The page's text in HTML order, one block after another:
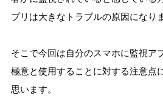
プリは大きなトラブルの原因になり
そこで今回は自分のスマホに監視ア
極意と使用することに対する注意点
思います。